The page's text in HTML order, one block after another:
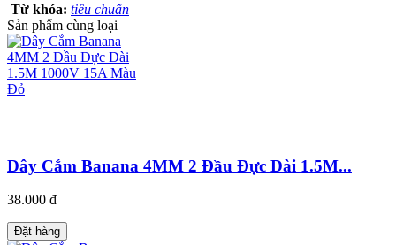
Từ khóa: tiêu chuẩn
Sản phẩm cùng loại
Dây Cắm Banana 4MM 2 Đầu Đực Dài 1.5M...
38.000 đ
Đặt hàng